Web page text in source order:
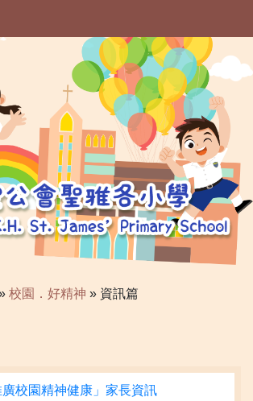
校園．好精神 » 資訊篇
廣校園精神健康」家長資訊